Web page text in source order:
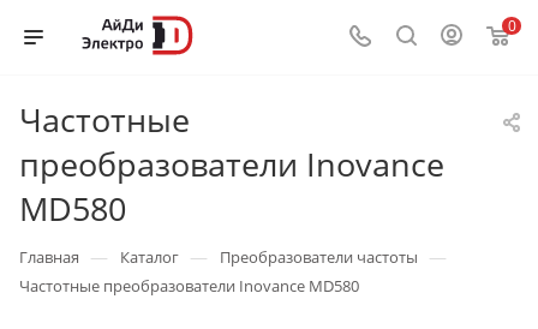
0
Частотные
преобразователи Inovance
MD580
Главная — Каталог — Преобразователи частоты —
Частотные преобразователи Inovance MD580